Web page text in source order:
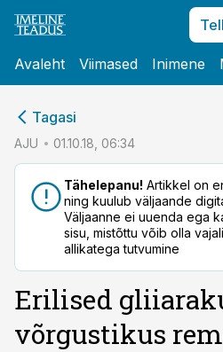
Avaleht Viimased Inimene
Tagasi
AJU 01.10.18, 06:34
Tähelepanu! Artikkel on
ning kuulub väljaande
Väljaanne ei uuenda ega
sisu, mistõttu võib olla
allikatega tutvumine
Erilised
võrgustikus